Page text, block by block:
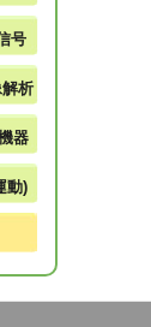
号
析
器
動)